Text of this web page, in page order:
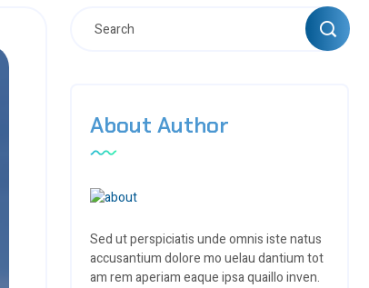
About Author
Sed ut perspiciatis unde omnis iste natus
accusantium dolore mo uelau dantium tot
am rem aperiam eaque ipsa quaillo inven.